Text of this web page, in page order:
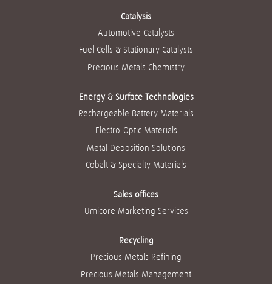
啟
。
Catalysis
Automotive Catalysts
Fuel Cells & Stationary Catalysts
Precious Metals Chemistry
Energy & Surface Technologies
Rechargeable Battery Materials
Electro-Optic Materials
Metal Deposition Solutions
Cobalt & Specialty Materials
Sales offices
Umicore Marketing Services
Recycling
Precious Metals Refining
Precious Metals Management